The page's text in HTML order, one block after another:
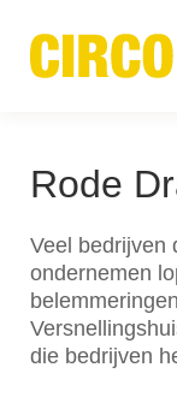
Rode
Veel bedrijven
ondernemen
die bedrijven